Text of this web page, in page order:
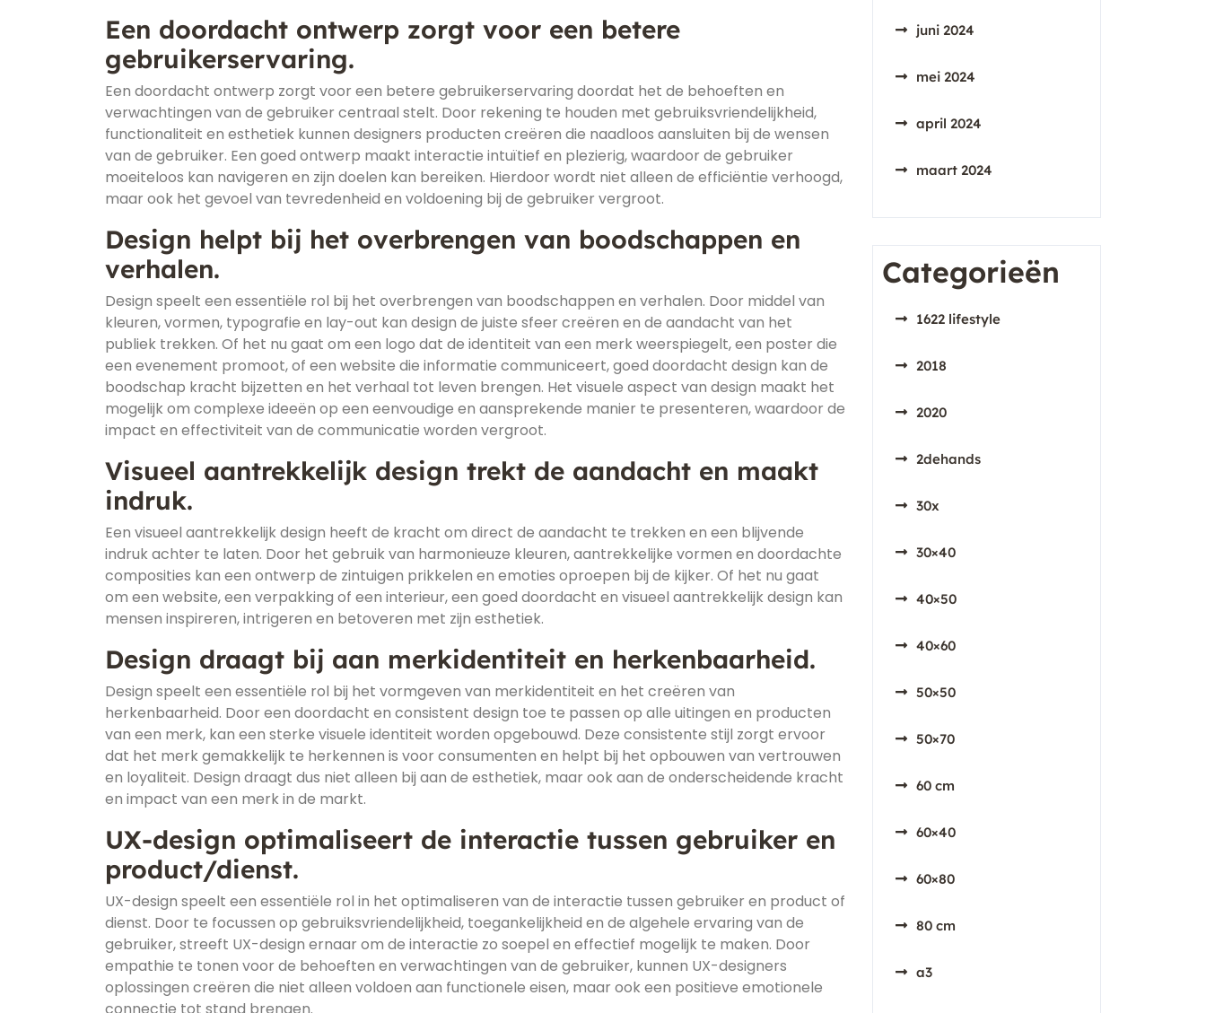
Een doordacht ontwerp zorgt voor een betere
gebruikerservaring.
Een doordacht ontwerp zorgt voor een betere gebruikerservaring doordat het de behoeften en
verwachtingen van de gebruiker centraal stelt. Door rekening te houden met gebruiksvriendelijkheid,
functionaliteit en esthetiek kunnen designers producten creëren die naadloos aansluiten bij de wensen
van de gebruiker. Een goed ontwerp maakt interactie intuïtief en plezierig, waardoor de gebruiker
moeiteloos kan navigeren en zijn doelen kan bereiken. Hierdoor wordt niet alleen de efficiëntie verhoogd,
maar ook het gevoel van tevredenheid en voldoening bij de gebruiker vergroot.
Design helpt bij het overbrengen van boodschappen en
verhalen.
Design speelt een essentiële rol bij het overbrengen van boodschappen en verhalen. Door middel van
kleuren, vormen, typografie en lay-out kan design de juiste sfeer creëren en de aandacht van het
publiek trekken. Of het nu gaat om een logo dat de identiteit van een merk weerspiegelt, een poster die
een evenement promoot, of een website die informatie communiceert, goed doordacht design kan de
boodschap kracht bijzetten en het verhaal tot leven brengen. Het visuele aspect van design maakt het
mogelijk om complexe ideeën op een eenvoudige en aansprekende manier te presenteren, waardoor de
impact en effectiviteit van de communicatie worden vergroot.
Visueel aantrekkelijk design trekt de aandacht en maakt
indruk.
Een visueel aantrekkelijk design heeft de kracht om direct de aandacht te trekken en een blijvende
indruk achter te laten. Door het gebruik van harmonieuze kleuren, aantrekkelijke vormen en doordachte
composities kan een ontwerp de zintuigen prikkelen en emoties oproepen bij de kijker. Of het nu gaat
om een website, een verpakking of een interieur, een goed doordacht en visueel aantrekkelijk design kan
mensen inspireren, intrigeren en betoveren met zijn esthetiek.
Design draagt bij aan merkidentiteit en herkenbaarheid.
Design speelt een essentiële rol bij het vormgeven van merkidentiteit en het creëren van
herkenbaarheid. Door een doordacht en consistent design toe te passen op alle uitingen en producten
van een merk, kan een sterke visuele identiteit worden opgebouwd. Deze consistente stijl zorgt ervoor
dat het merk gemakkelijk te herkennen is voor consumenten en helpt bij het opbouwen van vertrouwen
en loyaliteit. Design draagt dus niet alleen bij aan de esthetiek, maar ook aan de onderscheidende kracht
en impact van een merk in de markt.
UX-design optimaliseert de interactie tussen gebruiker en
product/dienst.
UX-design speelt een essentiële rol in het optimaliseren van de interactie tussen gebruiker en product of
dienst. Door te focussen op gebruiksvriendelijkheid, toegankelijkheid en de algehele ervaring van de
gebruiker, streeft UX-design ernaar om de interactie zo soepel en effectief mogelijk te maken. Door
empathie te tonen voor de behoeften en verwachtingen van de gebruiker, kunnen UX-designers
oplossingen creëren die niet alleen voldoen aan functionele eisen, maar ook een positieve emotionele
juni 2024
mei 2024
april 2024
maart 2024
Categorieën
1622 lifestyle
2018
2020
2dehands
30x
30×40
40×50
40×60
50×50
50×70
60 cm
60×40
60×80
80 cm
a3